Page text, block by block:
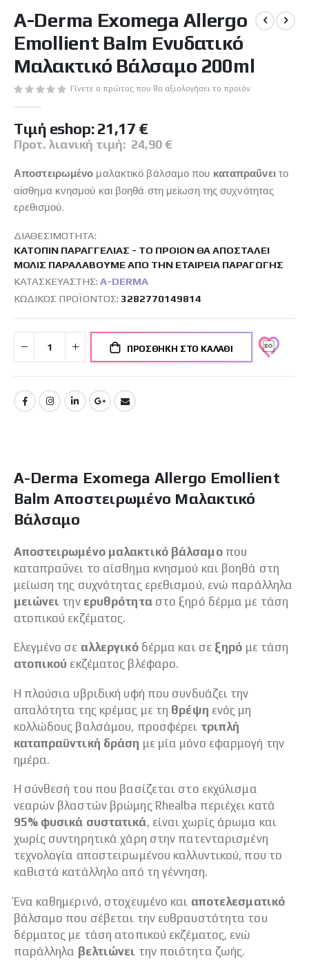
στην
της
συλλογής
εικόνων
A-Derma Exomega Allergo
Emollient Balm Ενυδατικό
Μαλακτικό Bάλσαμο 200ml
Γίνετε ο πρώτος που θα αξιολογήσει το προϊόν
Tιμή eshop:21,17 €
Προτ. λιανική τιμή: 24,90 €
Αποστειρωμένο μαλακτικό βάλσαμο που καταπραΰνει το
αίσθημα κνησμού και βοηθά στη μείωση της συχνότητας
ερεθισμού.
ΔΙΑΘΕΣΙΜΌΤΗΤΑ:
ΚΑΤΌΠΙΝ ΠΑΡΑΓΓΕΛΊΑΣ - ΤΟ ΠΡΟΙΌΝ ΘΑ ΑΠΟΣΤΑΛΕΊ
ΜΌΛΙΣ ΠΑΡΑΛΆΒΟΥΜΕ ΑΠΌ ΤΗΝ ΕΤΑΙΡΕΊΑ ΠΑΡΑΓΩΓΉΣ
ΚΑΤΑΣΚΕΥΑΣΤΉΣ: A-DERMA
ΚΩΔΙΚΌΣ ΠΡΟΪΌΝΤΟΣ 3282770149814
ΠΡΟΣΘΉΚΗ ΣΤΟ ΚΑΛΆΘΙ
A-Derma Exomega Allergo Emollient
Balm Αποστειρωμένο Μαλακτικό
Bάλσαμο
Αποστειρωμένο μαλακτικό βάλσαμο που
καταπραΰνει το αίσθημα κνησμού και βοηθά στη
μείωση της συχνότητας ερεθισμού, ενώ παράλληλα
μειώνει την ερυθρότητα στο ξηρό δέρμα με τάση
ατοπικού εκζέματος.
Ελεγμένο σε αλλεργικό δέρμα και σε ξηρό με τάση
ατοπικού εκζέματος βλέφαρο.
Η πλούσια υβριδική υφή που συνδυάζει την
απαλότητα της κρέμας με τη θρέψη ενός μη
κολλώδους βαλσάμου, προσφέρει τριπλή
καταπραϋντική δράση με μία μόνο εφαρμογή την
ημέρα.
Η σύνθεσή του που βασίζεται στο εκχύλισμα
νεαρών βλαστών βρώμης Rhealba περιέχει κατά
95% φυσικά συστατικά, είναι χωρίς άρωμα και
χωρίς συντηρητικά χάρη στην πατενταρισμένη
τεχνολογία αποστειρωμένου καλλυντικού, που το
καθιστά κατάλληλο από τη γέννηση.
Ένα καθημερινό, στοχευμένο και αποτελεσματικό
βάλσαμο που σέβεται την ευθραυστότητα του
δέρματος με τάση ατοπικού εκζέματος, ενώ
παράλληλα βελτιώνει την ποιότητα ζωής.